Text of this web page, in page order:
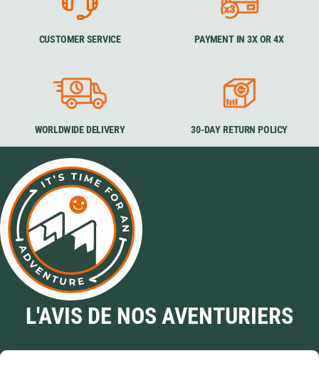
CUSTOMER SERVICE PAYMENT IN 3X OR 4X
WORLDWIDE DELIVERY 30-DAY RETURN POLICY
L'AVIS DE NOS AVENTURIERS